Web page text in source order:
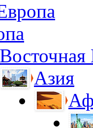
Восточная
Азия